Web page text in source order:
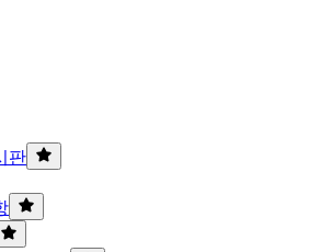
판